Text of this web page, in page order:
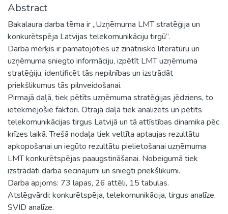
Abstract
Bakalaura darba tēma ir „Uzņēmuma LMT stratēģija un
konkurētspēja Latvijas telekomunikāciju tirgū”.
Darba mērķis ir pamatojoties uz zinātnisko literatūru un
uzņēmuma sniegto informāciju, izpētīt LMT uzņēmuma
stratēģiju, identificēt tās nepilnības un izstrādāt
priekšlikumus tās pilnveidošanai.
Pirmajā daļā, tiek pētīts uzņēmuma stratēģijas jēdziens, to
ietekmējošie faktori. Otrajā daļā tiek analizēts un pētīts
telekomunikācijas tirgus Latvijā un tā attīstības dinamika pēc
krīzes laikā. Trešā nodaļa tiek veltīta aptaujas rezultātu
apkopošanai un iegūto rezultātu pielietošanai uzņēmuma
LMT konkurētspējas paaugstināšanai. Nobeigumā tiek
izstrādāti darba secinājumi un sniegti priekšlikumi.
Darba apjoms: 73 lapas, 26 attēli, 15 tabulas.
Atslēgvārdi: konkurētspēja, telekomunikācija, tirgus analīze,
SVID analīze.